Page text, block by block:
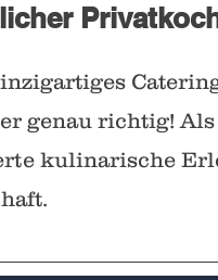
genau richtig!
kulinarische